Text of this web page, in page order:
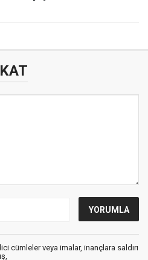
cümleler veya imalar, inançlara saldırı